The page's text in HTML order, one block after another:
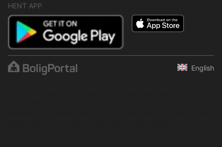
HENT APP
English